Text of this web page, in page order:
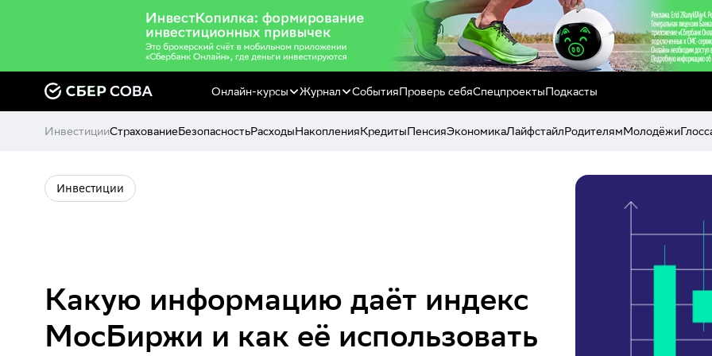
Онлайн-курсы Журнал СобытияПроверь себяСпецпроектыПодкасты
ИнвестицииСтрахованиеБезопасностьРасходыНакопленияКредитыПенсияЭкономикаЛайфстайлРодителямМолодёжи
Инвестиции
Какую информацию даёт индекс
МосБиржи и как её использовать